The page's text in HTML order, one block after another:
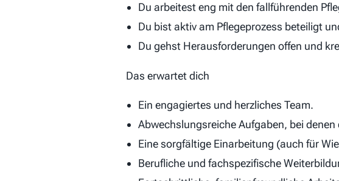
Du arbeitest eng mit den fallführenden
Du bist aktiv am Pflegeprozess beteiligt
Du gehst Herausforderungen offen und
Das erwartet dich
Ein engagiertes und herzliches Team.
Abwechslungsreiche Aufgaben, bei
Eine sorgfältige Einarbeitung (auch für
Berufliche und fachspezifische